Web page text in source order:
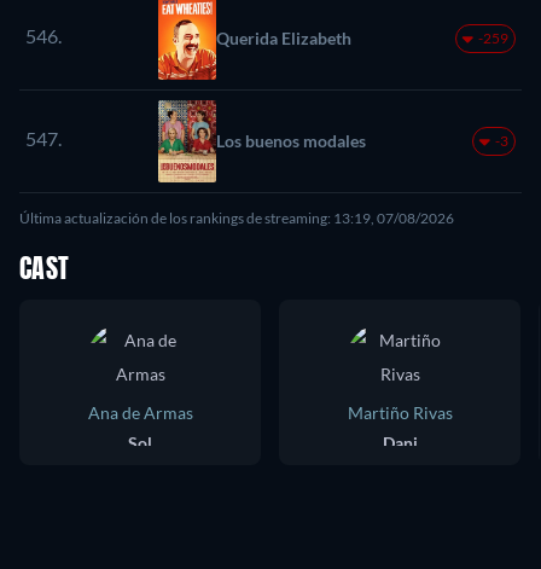
546. Querida Elizabeth -259
547. Los buenos modales -3
Última actualización de los rankings de streaming: 13:19, 07/08/2026
CAST
Ana de Armas
Sol
Martiño Rivas
Dani